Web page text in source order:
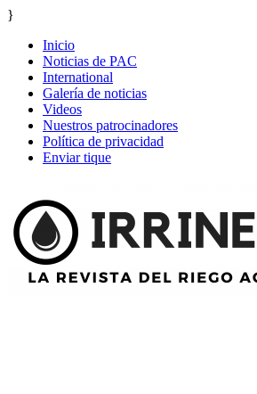
}
Inicio
Noticias de PAC
International
Galería de noticias
Videos
Nuestros patrocinadores
Política de privacidad
Enviar tique